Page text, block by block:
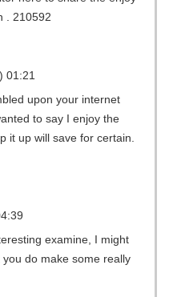
. 210592
01:21
upon your internet
to say I enjoy the
it up will save for certain.
examine, I might
do make some really